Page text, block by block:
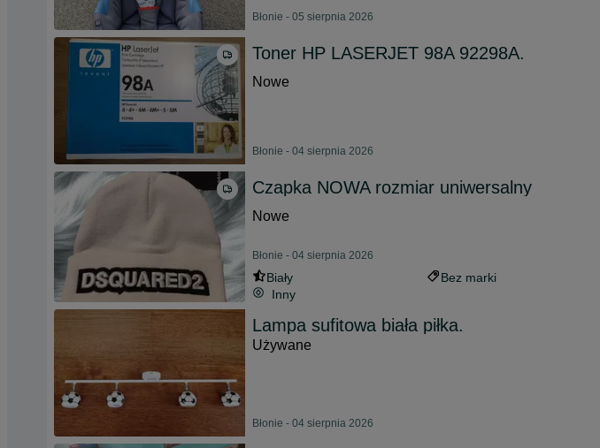
Błonie - 05 sierpnia 2026
Toner HP LASERJET 98A 92298A.
Nowe
Błonie - 04 sierpnia 2026
Czapka NOWA rozmiar uniwersalny
Nowe
Błonie - 04 sierpnia 2026
Biały
Bez marki
Inny
Lampa sufitowa biała piłka.
Używane
Błonie - 04 sierpnia 2026